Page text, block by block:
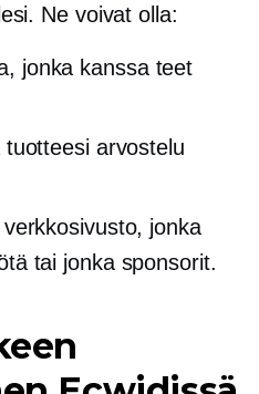
Ne voivat olla:
jonka kanssa teet
arvostelu
jonka
tai jonka sponsorit.